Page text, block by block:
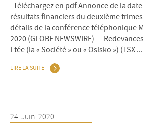
Téléchargez en pdf Annonce de la
résultats financiers du deuxième
détails de la conférence téléphonique
2020 (GLOBE NEWSWIRE) —
Ltée (la « Société » ou « Osisko ») (TSX ...
LIRE LA SUITE
24 Juin 2020